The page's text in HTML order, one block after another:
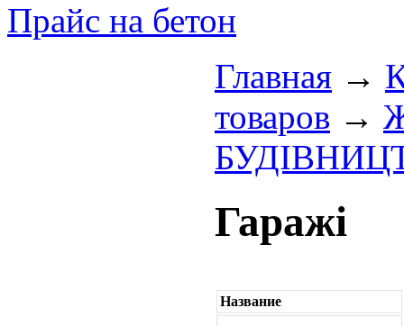
Прайс на бетон
Главная →
товаров →
Гаражі
Название